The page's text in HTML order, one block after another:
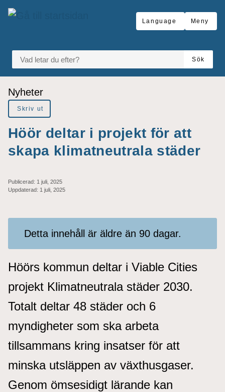
Gå till innehåll
Language Meny
VAD LETAR DU EFTER?
Sök
Du är här:
Nyheter
Skriv ut
Höör deltar i projekt för att
skapa klimatneutrala städer
Publicerad: 1 juli, 2025
Uppdaterad: 1 juli, 2025
Detta innehåll är äldre än 90 dagar.
Höörs kommun deltar i Viable Cities
projekt Klimatneutrala städer 2030.
Totalt deltar 48 städer och 6
myndigheter som ska arbeta
tillsammans kring insatser för att
minska utsläppen av växthusgaser.
Genom ömsesidigt lärande kan